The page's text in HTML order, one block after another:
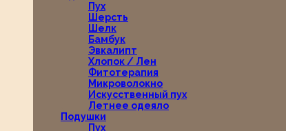
Пух
Шерсть
Шелк
Бамбук
Эвкалипт
Хлопок / Лен
Фитотерапия
Микроволокно
Искусственный пух
Летнее одеяло
Подушки
Пух